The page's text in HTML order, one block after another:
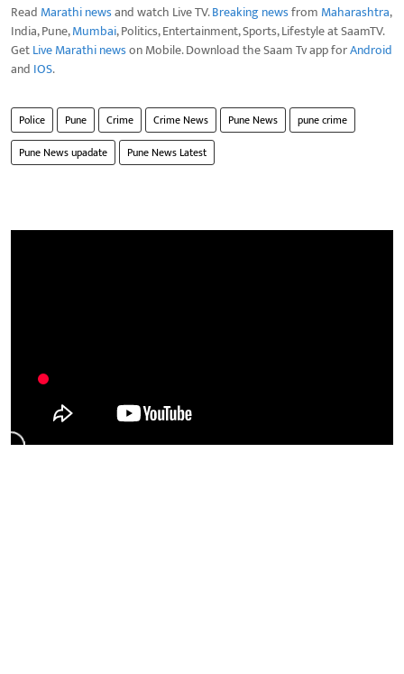
Read Marathi newsand watch Live TV.Breaking newsfrom Maharashtra,
India, Pune,Mumbai, Politics, Entertainment, Sports, Lifestyle at SaamTV.
GetLive Marathi newson Mobile. Download the Saam Tv app forAndroid
and IOS.
Police Pune Crime Crime News Pune News
pune crime
Pune News upadate
Pune News Latest